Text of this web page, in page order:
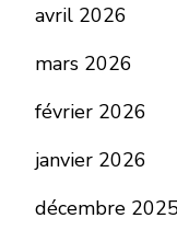
avril 2026
mars 2026
février 2026
janvier 2026
décembre 2025